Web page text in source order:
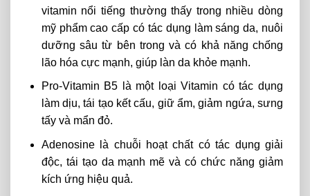
vitamin nổi tiếng thường thấy trong nhiều dòng
mỹ phẩm cao cấp có tác dụng làm sáng da, nuôi
dưỡng sâu từ bên trong và có khả năng chống
lão hóa cực mạnh, giúp làn da khỏe mạnh.
Pro-Vitamin B5 là một loại Vitamin có tác dụng
làm dịu, tái tạo kết cấu, giữ ẩm, giảm ngứa, sưng
tấy và mẩn đỏ.
Adenosine là chuỗi hoạt chất có tác dụng giải
độc, tái tạo da mạnh mẽ và có chức năng giảm
kích ứng hiệu quả.